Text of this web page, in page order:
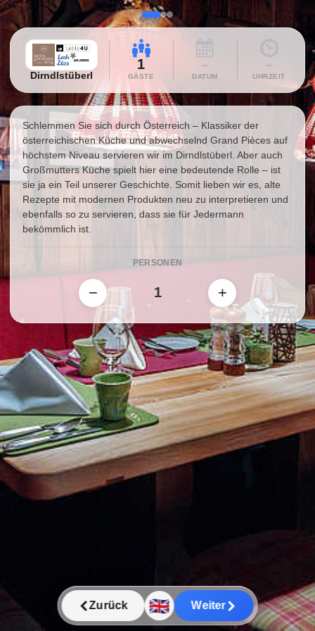
Dirndlstüberl
1
GÄSTE
–
DATUM
–
UHRZEIT
Schlemmen Sie sich durch Österreich – Klassiker der
österreichischen Küche und abwechselnd Grand Pièces auf
höchstem Niveau servieren wir im Dirndlstüberl. Aber auch
Großmutters Küche spielt hier eine bedeutende Rolle – ist
sie ja ein Teil unserer Geschichte. Somit lieben wir es, alte
Rezepte mit modernen Produkten neu zu interpretieren und
ebenfalls so zu servieren, dass sie für Jedermann
bekömmlich ist.
PERSONEN
− +
Zurück 🇬🇧 Weiter